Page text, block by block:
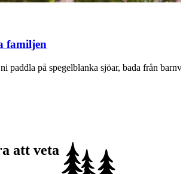
familjen
paddla på spegelblanka sjöar, bada från
att veta